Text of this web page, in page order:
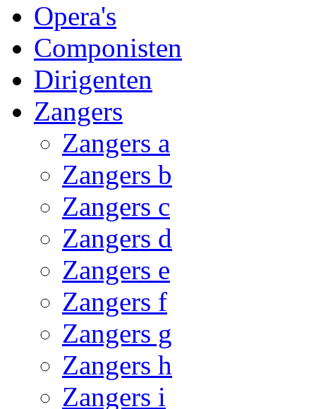
Opera's
Componisten
Dirigenten
Zangers
Zangers a
Zangers b
Zangers c
Zangers d
Zangers e
Zangers f
Zangers g
Zangers h
Zangers i